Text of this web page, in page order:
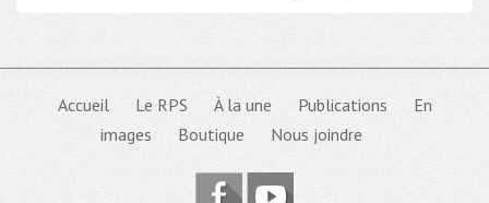
Accueil Le RPS À la une Publications
En
images
Boutique Nous joindre